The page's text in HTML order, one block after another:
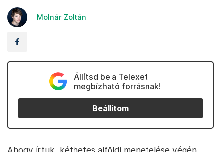
Molnár Zoltán
Állítsd be a Telexet
megbízható forrásnak!
Beállítom
Ahogy írtuk, kéthetes alföldi menetelése végén